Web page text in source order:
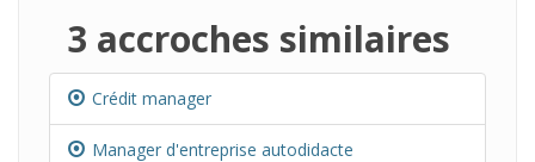
3 accroches similaires
Crédit manager
Manager d'entreprise autodidacte